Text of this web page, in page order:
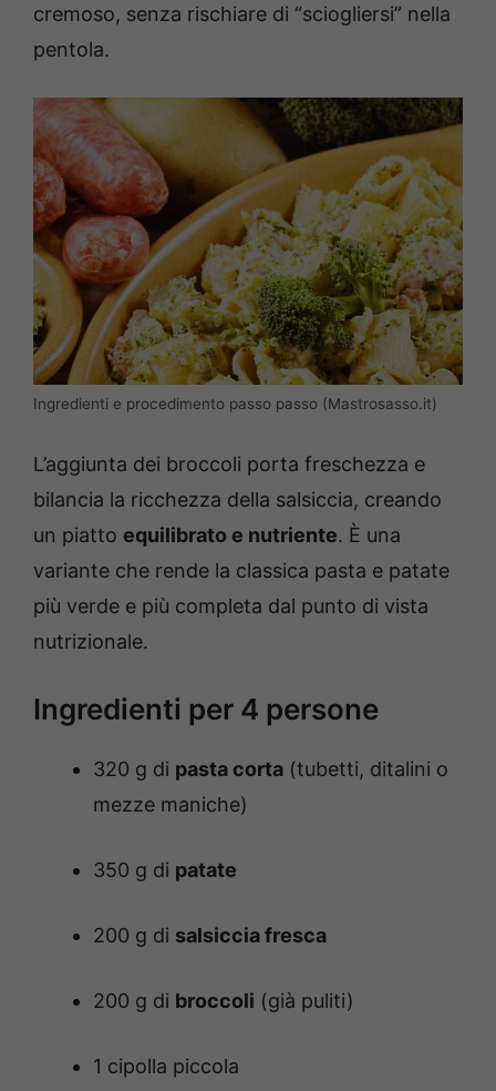
cremoso, senza rischiare di “sciogliersi” nella
pentola.
Ingredienti e procedimento passo passo (Mastrosasso.it)
L’aggiunta dei broccoli porta freschezza e
bilancia la ricchezza della salsiccia, creando
un piatto equilibrato e nutriente. È una
variante che rende la classica pasta e patate
più verde e più completa dal punto di vista
nutrizionale.
Ingredienti per 4 persone
320 g di pasta corta (tubetti, ditalini o
mezze maniche)
350 g di patate
200 g di salsiccia fresca
200 g di broccoli (già puliti)
1 cipolla piccola